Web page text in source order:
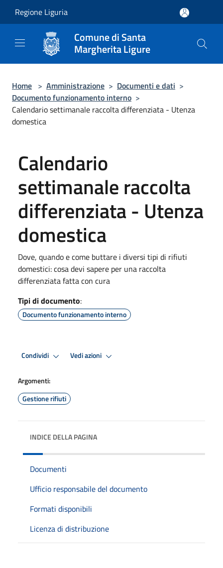
Regione Liguria
Comune di Santa
Margherita Ligure
Home > Amministrazione > Documenti e dati >
Documento funzionamento interno >
Calendario settimanale raccolta differenziata - Utenza
domestica
Calendario
settimanale raccolta
differenziata - Utenza
domestica
Dove, quando e come buttare i diversi tipi di rifiuti
domestici: cosa devi sapere per una raccolta
differenziata fatta con cura
Tipi di documento:
Documento funzionamento interno
Condividi Vedi azioni
Argomenti:
Gestione rifiuti
INDICE DELLA PAGINA
Documenti
Ufficio responsabile del documento
Formati disponibili
Licenza di distribuzione